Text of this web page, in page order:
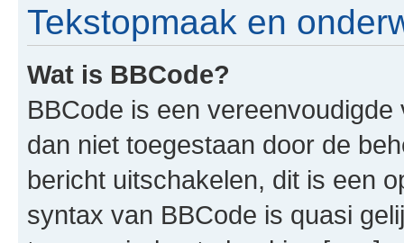
Tekstopmaak en
Wat is BBCode?
BBCode is een
dan niet toegestaan door de
bericht uitschakelen, dit is een
syntax van BBCode is quasi